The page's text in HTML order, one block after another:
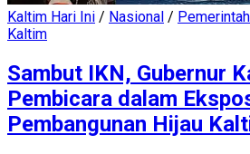
Kaltim Hari Ini / Nasional /
Kaltim
Sambut IKN, Gubernur
Pembicara dalam
Pembangunan Hijau